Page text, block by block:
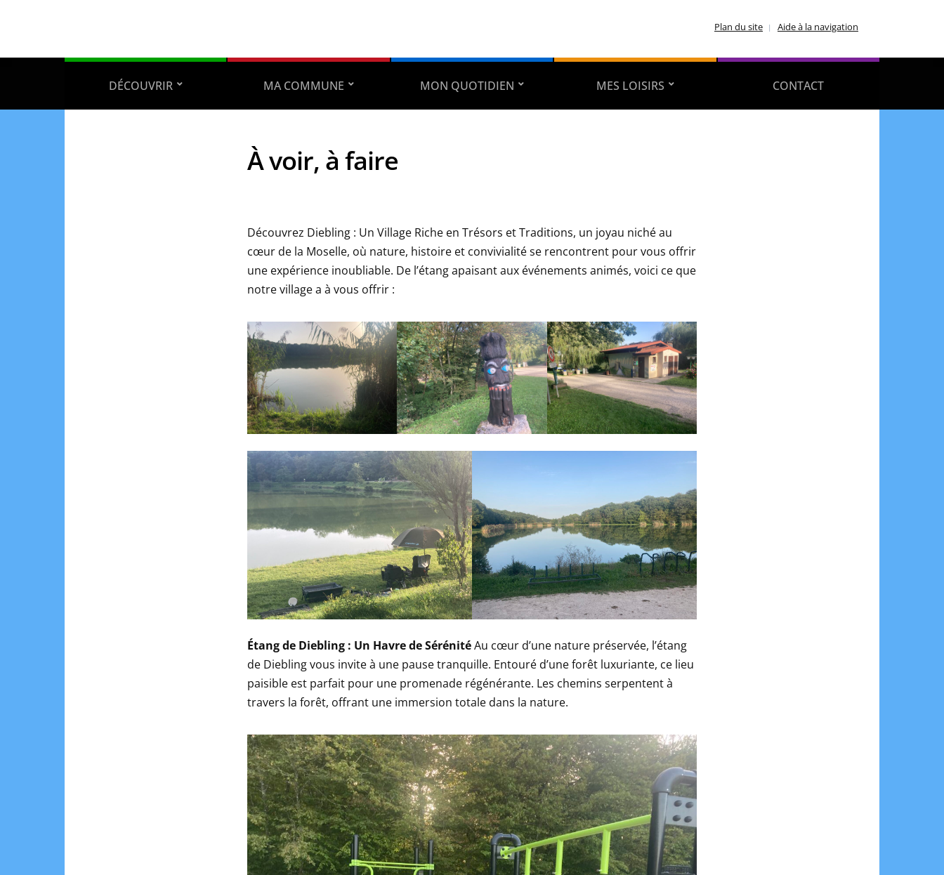
Plan du site Aide à la navigation
DÉCOUVRIR MA COMMUNE MON QUOTIDIEN MES LOISIRS CONTACT
À voir, à faire
Découvrez Diebling : Un Village Riche en Trésors et Traditions, un joyau niché au
cœur de la Moselle, où nature, histoire et convivialité se rencontrent pour vous offrir
une expérience inoubliable. De l’étang apaisant aux événements animés, voici ce que
notre village a à vous offrir :
Étang de Diebling : Un Havre de SérénitéAu cœur d’une nature préservée, l’étang
de Diebling vous invite à une pause tranquille. Entouré d’une forêt luxuriante, ce lieu
paisible est parfait pour une promenade régénérante. Les chemins serpentent à
travers la forêt, offrant une immersion totale dans la nature.